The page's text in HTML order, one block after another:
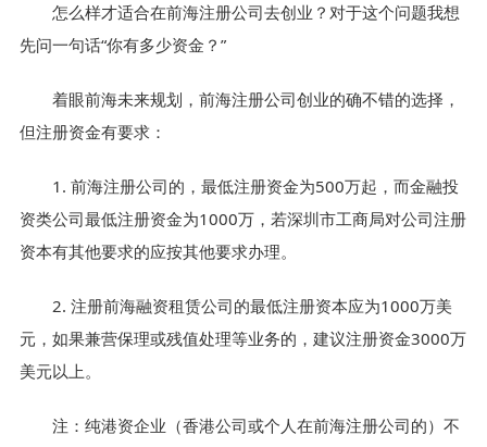
怎么样才适合在前海注册公司去创业？对于这个问题我想
先问一句话“你有多少资金？”
着眼前海未来规划，前海注册公司创业的确不错的选择，
但注册资金有要求：
1. 前海注册公司的，最低注册资金为500万起，而金融投
资类公司最低注册资金为1000万，若深圳市工商局对公司注册
资本有其他要求的应按其他要求办理。
2. 注册前海融资租赁公司的最低注册资本应为1000万美
元，如果兼营保理或残值处理等业务的，建议注册资金3000万
美元以上。
注：纯港资企业（香港公司或个人在前海注册公司的）不